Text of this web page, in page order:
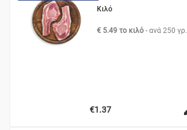
Κιλό
€ 5.49 το κιλό - ανά250 γρ.
€1.37